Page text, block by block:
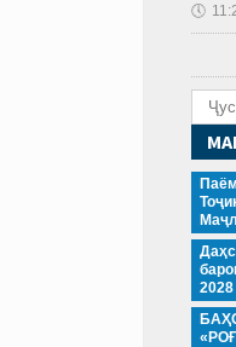
🕔
2028